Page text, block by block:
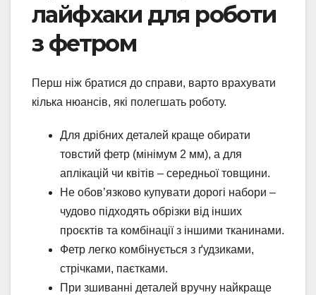
лайфхаки для роботи
з фетром
Перш ніж братися до справи, варто врахувати
кілька нюансів, які полегшать роботу.
Для дрібних деталей краще обирати
товстий фетр (мінімум 2 мм), а для
аплікацій чи квітів – середньої товщини.
Не обов’язково купувати дорогі набори –
чудово підходять обрізки від інших
проєктів та комбінації з іншими тканинами.
Фетр легко комбінується з ґудзиками,
стрічками, паєтками.
При зшиванні деталей вручну найкраще